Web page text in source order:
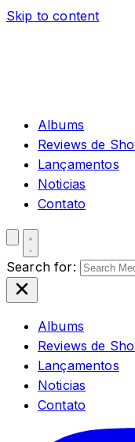
Skip to content
Albums
Reviews de
Lançamentos
Noticias
Contato
Search for:
Albums
Reviews de
Lançamentos
Noticias
Contato